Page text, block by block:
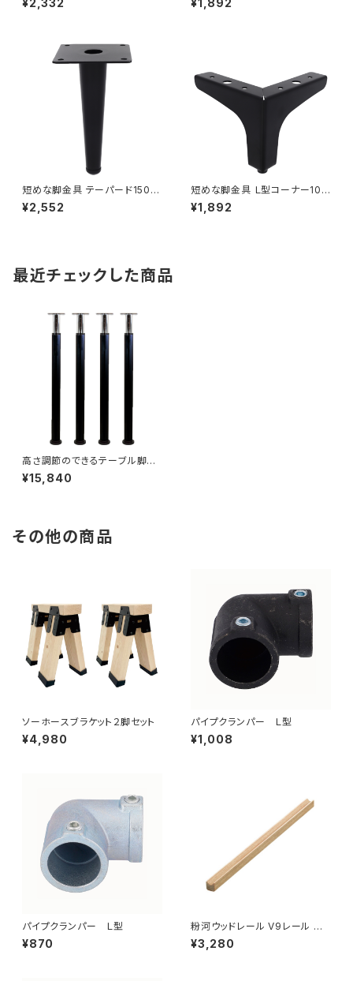
¥2,332 ¥1,892
短めな脚金具 テーパード150ブ
ラック ４本セット（70-552W）
¥2,552
短めな脚金具 Ｌ型コーナー100
ブラック ４本セット（70-553W）
¥1,892
最近チェックした商品
高さ調節のできるテーブル脚
570~770mm ブラック
¥15,840
その他の商品
ソーホースブラケット２脚セット
¥4,980
パイプクランパー Ｌ型
¥1,008
パイプクランパー Ｌ型
¥870
粉河ウッドレール V9レール ナ
チュラル 9×9×1930（999-00
504）業販専用（個人宅配送不
¥3,280